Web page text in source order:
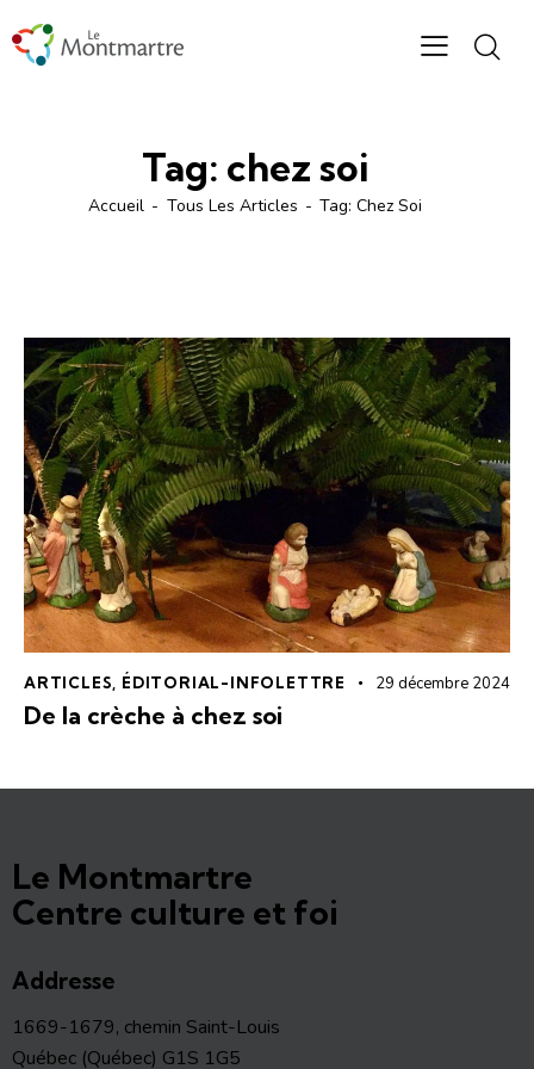
Tag: chez soi
Accueil Tous Les Articles Tag: Chez Soi
ARTICLES ÉDITORIAL-INFOLETTRE 29 décembre 2024
De la crèche à chez soi
Le Montmartre
Centre culture et foi
Addresse
1669-1679, chemin Saint-Louis
Québec (Québec) G1S 1G5